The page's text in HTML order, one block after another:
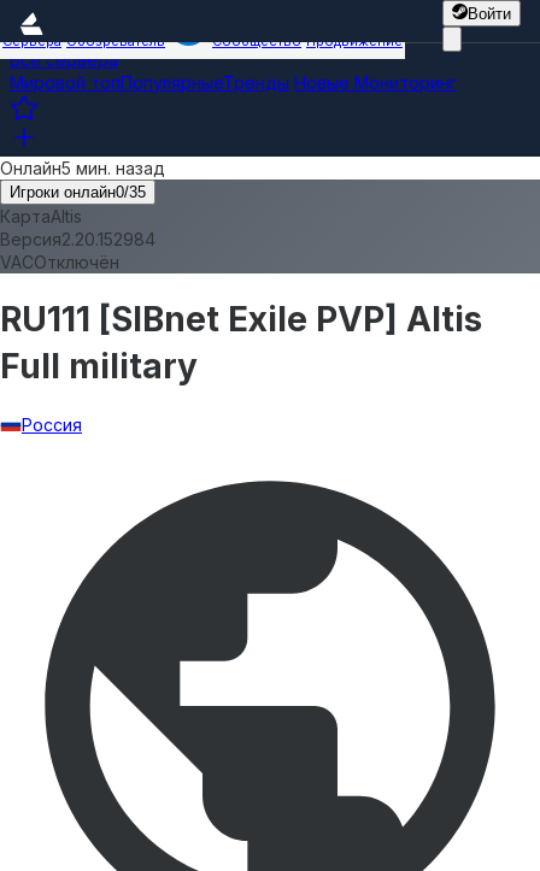
Войти
Сервера Обозреватель Сообщество Продвижение
Все сервера
Мировой топПопулярныеТренды Новые Мониторинг
RU111 [SIBnet Exile PVP] Altis
Full military
Россия
Онлайн5 мин. назад
Игроки онлайн0/35
КартаAltis
Версия2.20.152984
VACОтключён